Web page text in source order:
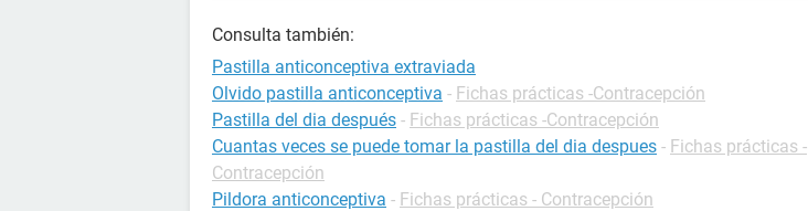
Consulta también:
Pastilla anticonceptiva extraviada
Olvido pastilla anticonceptiva - Fichas prácticas -Contracepción
Pastilla del dia después - Fichas prácticas -Contracepción
Cuantas veces se puede tomar la pastilla del dia despues - Fichas prácticas -
Contracepción
Pildora anticonceptiva - Fichas prácticas - Contracepción